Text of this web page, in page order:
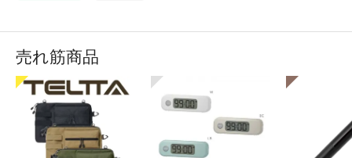
売れ筋商品